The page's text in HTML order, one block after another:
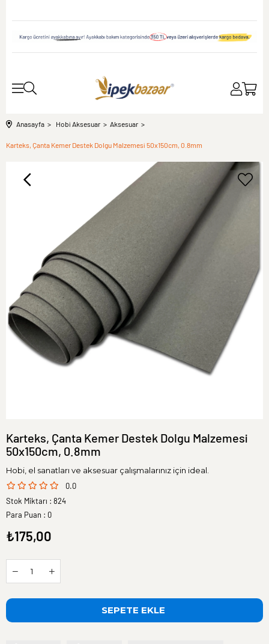
Anasayfa Hobi Aksesuar Aksesuar
Karteks, Çanta Kemer Destek Dolgu Malzemesi 50x150cm, 0.8mm
Karteks, Çanta Kemer Destek Dolgu Malzemesi
50x150cm, 0.8mm
Hobi, el sanatları ve aksesuar çalışmalarınız için ideal.
0.0
Stok Miktarı : 824
Para Puan : 0
₺175,00